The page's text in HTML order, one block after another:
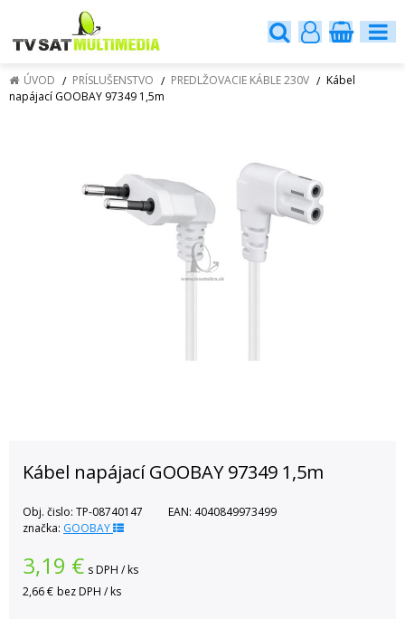
ÚVOD PRÍSLUŠENSTVO PREDLŽOVACIE KÁBLE 230V
Kábel
napájací GOOBAY 97349 1,5m
Kábel napájací GOOBAY 97349 1,5m
Obj. čislo: TP-08740147 EAN: 4040849973499
značka: GOOBAY
3,19 € s DPH / ks
2,66 € bez DPH / ks